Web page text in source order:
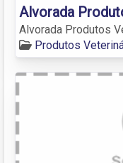
Alvorada
Alvorada Produtos
Produtos